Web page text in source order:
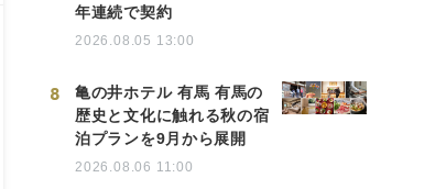
年連続で契約
2026.08.05 13:00
8
亀の井ホテル 有馬 有馬の
歴史と文化に触れる秋の宿
泊プランを9月から展開
2026.08.06 11:00